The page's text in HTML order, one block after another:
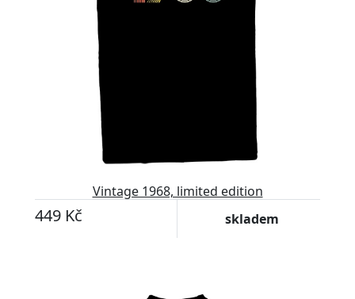
Vintage 1968, limited edition
449 Kč skladem